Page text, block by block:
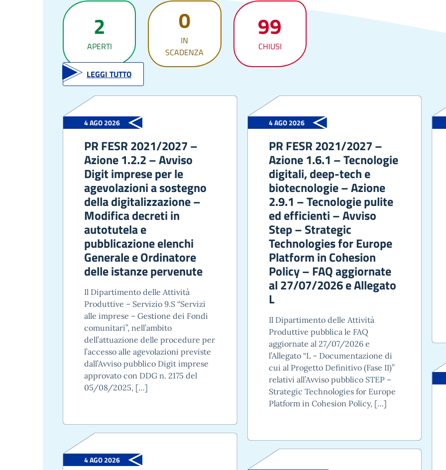
2
APERTI
0
IN
SCADENZA
99
CHIUSI
LEGGI TUTTO
4 AGO 2026
PR FESR 2021/2027 –
Azione 1.2.2 – Avviso
Digit imprese per le
agevolazioni a sostegno
della digitalizzazione –
Modifica decreti in
autotutela e
pubblicazione elenchi
Generale e Ordinatore
delle istanze pervenute
Il Dipartimento delle Attività
Produttive – Servizio 9.S “Servizi
alle imprese – Gestione dei Fondi
comunitari”, nell’ambito
dell’attuazione delle procedure per
l’accesso alle agevolazioni previste
dall’Avviso pubblico Digit imprese
approvato con DDG n. 2175 del
05/08/2025, […]
4 AGO 2026
4 AGO 2026
PR FESR 2021/2027 –
Azione 1.6.1 – Tecnologie
digitali, deep-tech e
biotecnologie – Azione
2.9.1 – Tecnologie pulite
ed efficienti – Avviso
Step – Strategic
Technologies for Europe
Platform in Cohesion
Policy – FAQ aggiornate
al 27/07/2026 e Allegato
L
Il Dipartimento delle Attività
Produttive pubblica le FAQ
aggiornate al 27/07/2026 e
l’Allegato “L – Documentazione di
cui al Progetto Definitivo (Fase II)”
relativi all’Avviso pubblico STEP –
Strategic Technologies for Europe
Platform in Cohesion Policy, […]